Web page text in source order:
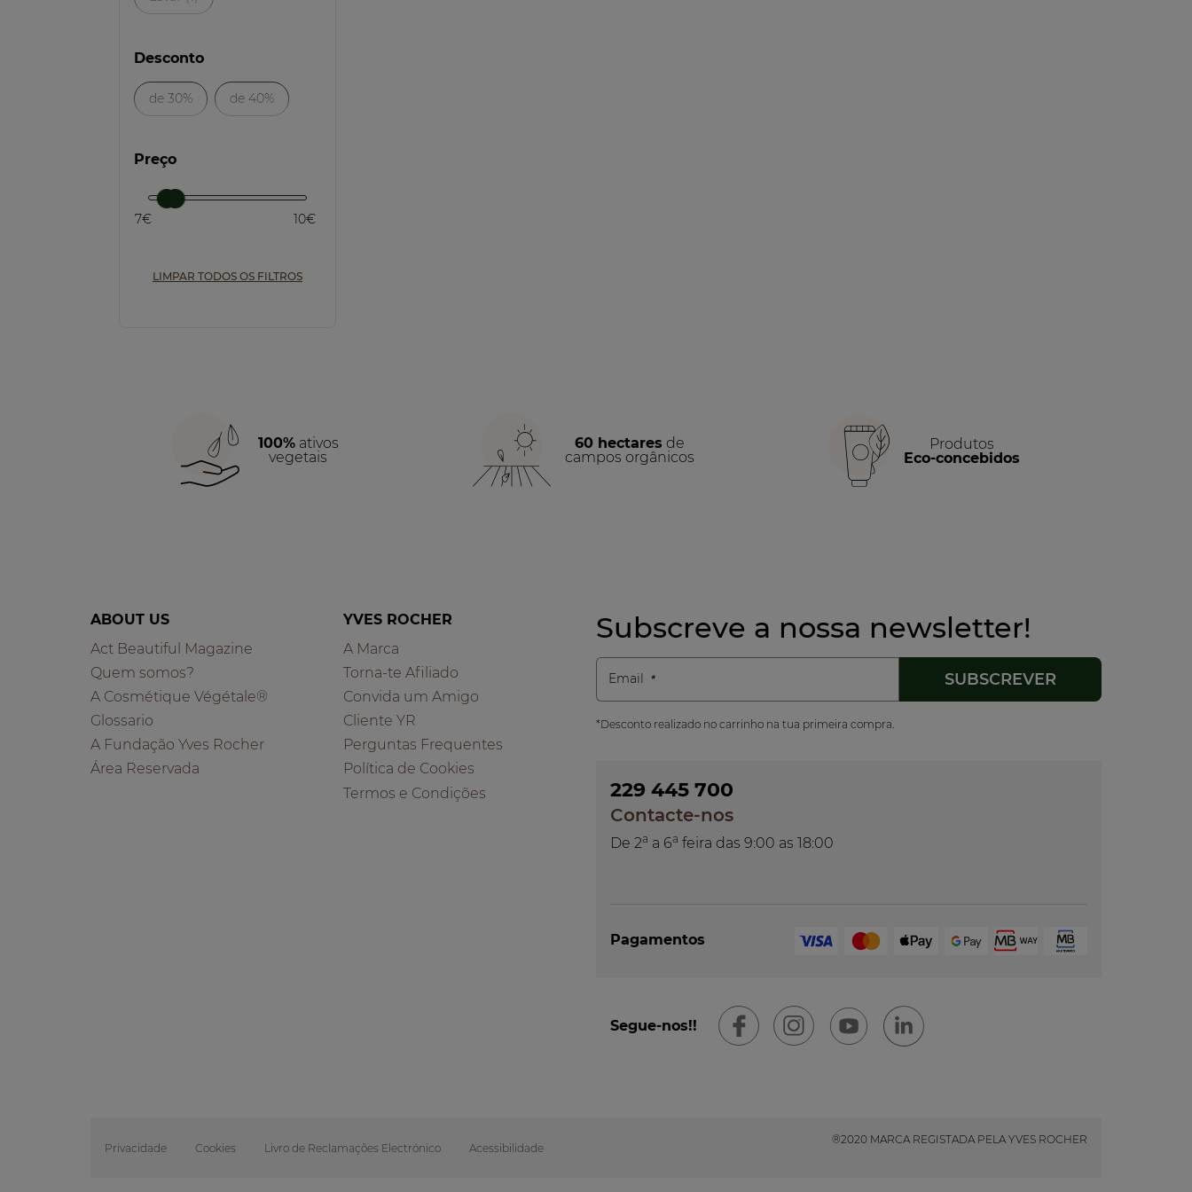
Desconto
de 30% de 40%
Preço
7€ 10€
LIMPAR TODOS OS FILTROS
100%ativos
vegetais
60 hectares de
campos orgânicos
Produtos
Eco-concebidos
ABOUT US
Act Beautiful Magazine
Quem somos?
A Cosmétique Végétale®
Glossario
A Fundação Yves Rocher
Área Reservada
YVES ROCHER
A Marca
Torna-te Afiliado
Convida um Amigo
Cliente YR
Perguntas Frequentes
Política de Cookies
Termos e Condições
Subscreve a nossa newsletter!
Email
*Desconto realizado no carrinho na tua primeira compra.
229 445 700
Contacte-nos
De 2a a 6a feira das 9:00 as 18:00
Pagamentos
Segue-nos!!
Footer
Privacidade Cookies Livro de Reclamações Electrónico Acessibilidade
®2020 MARCA REGISTADA PELA YVES ROCHER